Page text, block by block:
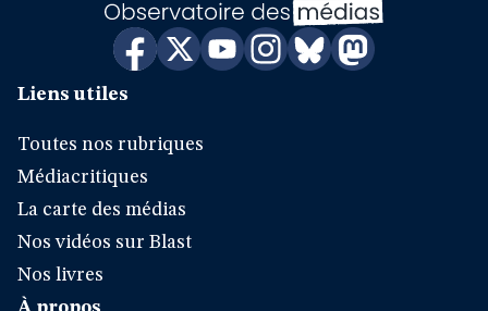
Liens utiles
Toutes nos rubriques
Médiacritiques
La carte des médias
Nos vidéos sur Blast
Nos livres